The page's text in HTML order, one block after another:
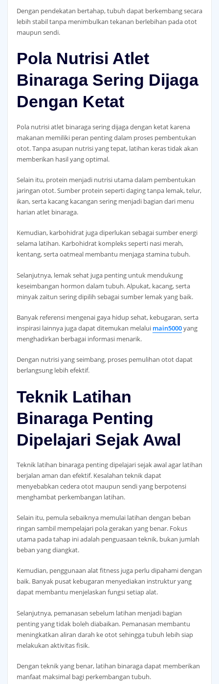
Dengan pendekatan bertahap, tubuh dapat berkembang secara
lebih stabil tanpa menimbulkan tekanan berlebihan pada otot
maupun sendi.
Pola Nutrisi Atlet
Binaraga Sering Dijaga
Dengan Ketat
Pola nutrisi atlet binaraga sering dijaga dengan ketat karena
makanan memiliki peran penting dalam proses pembentukan
otot. Tanpa asupan nutrisi yang tepat, latihan keras tidak akan
memberikan hasil yang optimal.
Selain itu, protein menjadi nutrisi utama dalam pembentukan
jaringan otot. Sumber protein seperti daging tanpa lemak, telur,
ikan, serta kacang kacangan sering menjadi bagian dari menu
harian atlet binaraga.
Kemudian, karbohidrat juga diperlukan sebagai sumber energi
selama latihan. Karbohidrat kompleks seperti nasi merah,
kentang, serta oatmeal membantu menjaga stamina tubuh.
Selanjutnya, lemak sehat juga penting untuk mendukung
keseimbangan hormon dalam tubuh. Alpukat, kacang, serta
minyak zaitun sering dipilih sebagai sumber lemak yang baik.
Banyak referensi mengenai gaya hidup sehat, kebugaran, serta
inspirasi lainnya juga dapat ditemukan melalui main5000yang
menghadirkan berbagai informasi menarik.
Dengan nutrisi yang seimbang, proses pemulihan otot dapat
berlangsung lebih efektif.
Teknik Latihan
Binaraga Penting
Dipelajari Sejak Awal
Teknik latihan binaraga penting dipelajari sejak awal agar latihan
berjalan aman dan efektif. Kesalahan teknik dapat
menyebabkan cedera otot maupun sendi yang berpotensi
menghambat perkembangan latihan.
Selain itu, pemula sebaiknya memulai latihan dengan beban
ringan sambil mempelajari pola gerakan yang benar. Fokus
utama pada tahap ini adalah penguasaan teknik, bukan jumlah
beban yang diangkat.
Kemudian, penggunaan alat fitness juga perlu dipahami dengan
baik. Banyak pusat kebugaran menyediakan instruktur yang
dapat membantu menjelaskan fungsi setiap alat.
Selanjutnya, pemanasan sebelum latihan menjadi bagian
penting yang tidak boleh diabaikan. Pemanasan membantu
meningkatkan aliran darah ke otot sehingga tubuh lebih siap
melakukan aktivitas fisik.
Dengan teknik yang benar, latihan binaraga dapat memberikan
manfaat maksimal bagi perkembangan tubuh.